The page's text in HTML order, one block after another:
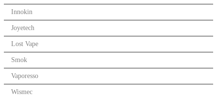
Innokin
Joyetech
Lost Vape
Smok
Vaporesso
Wismec